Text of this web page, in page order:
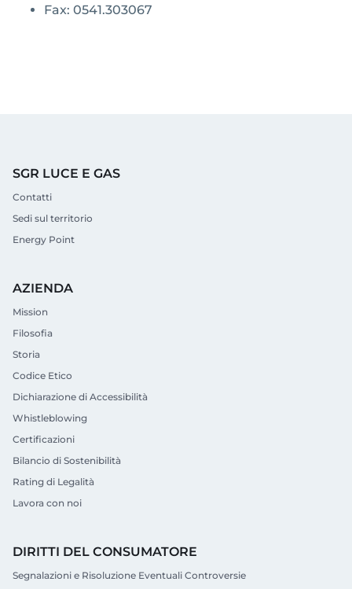
Fax: 0541.303067
SGR LUCE E GAS
Contatti
Sedi sul territorio
Energy Point
AZIENDA
Mission
Filosofia
Storia
Codice Etico
Dichiarazione di Accessibilità
Whistleblowing
Certificazioni
Bilancio di Sostenibilità
Rating di Legalità
Lavora con noi
DIRITTI DEL CONSUMATORE
Segnalazioni e Risoluzione Eventuali Controversie